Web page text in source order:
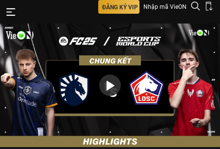
ĐĂNG KÝ VIP Nhập mã VieON